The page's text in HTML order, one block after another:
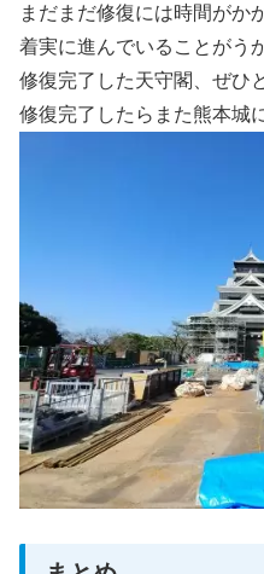
まだまだ修復には時間がか
着実に進んでいることがう
修復完了した天守閣、ぜひ
修復完了したらまた熊本城